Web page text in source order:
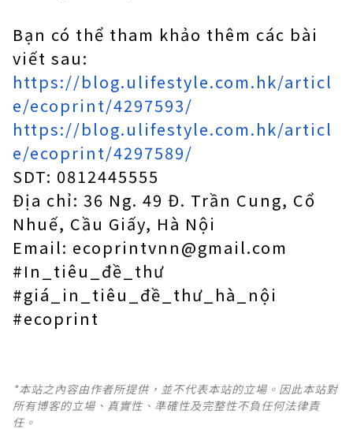
Bạn có thể tham khảo thêm các bài
viết sau:
https://blog.ulifestyle.com.hk/articl
e/ecoprint/4297593/
https://blog.ulifestyle.com.hk/articl
e/ecoprint/4297589/
SDT: 0812445555
Địa chỉ: 36 Ng. 49 Đ. Trần Cung, Cổ
Nhuế, Cầu Giấy, Hà Nội
Email: ecoprintvnn@gmail.com
#In_tiêu_đề_thư
#giá_in_tiêu_đề_thư_hà_nội
#ecoprint
*本站之內容由作者所提供，並不代表本站的立場。因此本站對
所有博客的立場、真實性、準確性及完整性不負任何法律責
任。